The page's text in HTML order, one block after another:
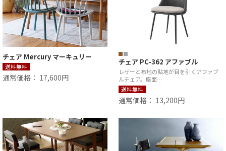
チェア Mercury マーキュリー
送料無料
通常価格： 17,600円
チェア PC-362 アファブル
レザーと布地の貼地が目を引くアファブ
ルチェア。座面…
送料無料
通常価格： 13,200円